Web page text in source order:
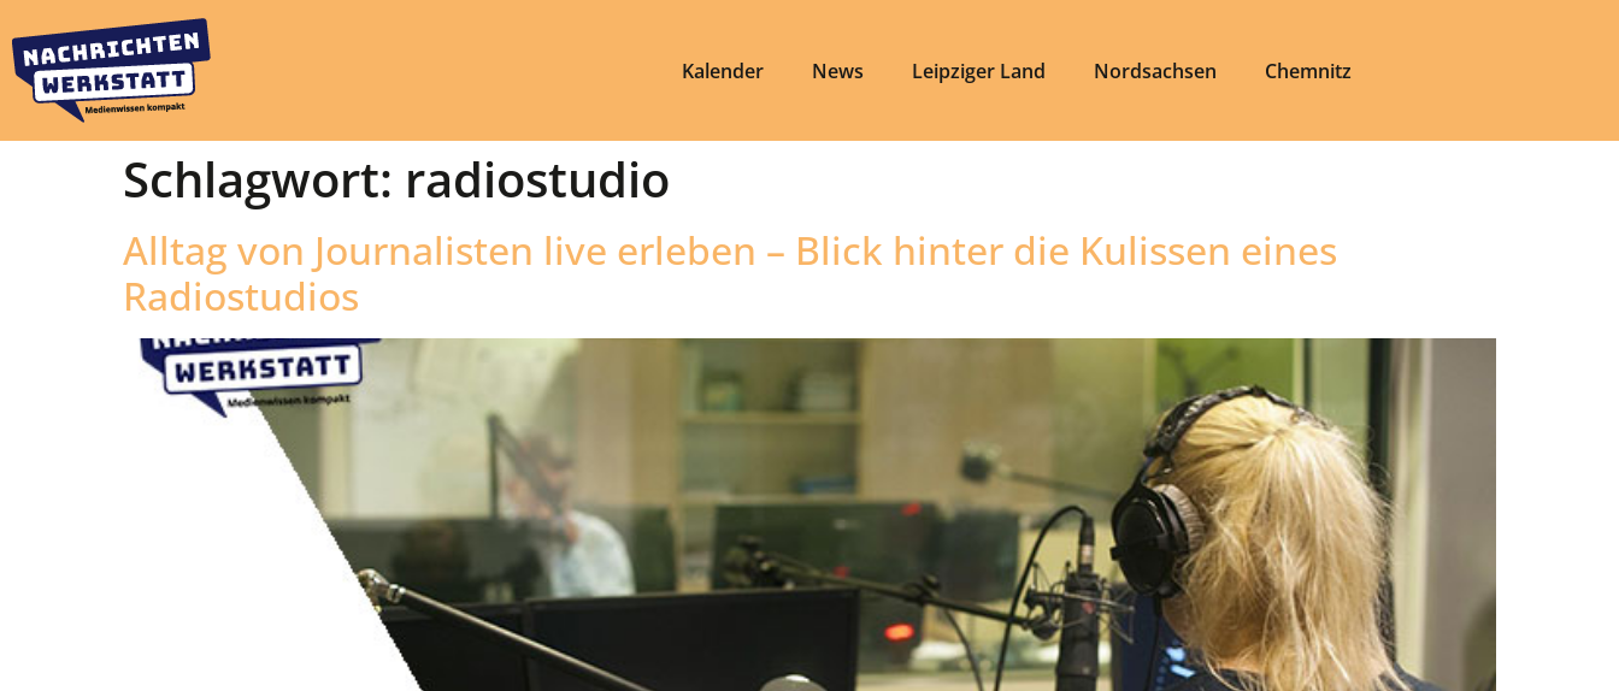
Kalender News Leipziger Land Nordsachsen Chemnitz
Schlagwort: radiostudio
Alltag von Journalisten live erleben – Blick hinter die Kulissen eines
Radiostudios